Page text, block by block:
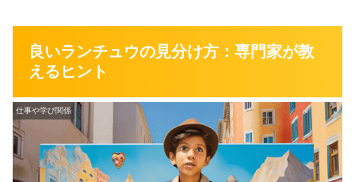
良いランチュウの見分け方：専門家が教
えるヒント
仕事や学び関係